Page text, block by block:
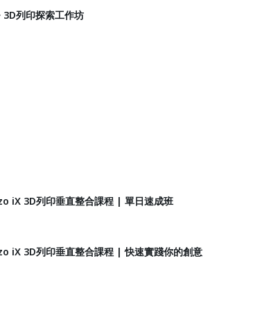
3D列印探索工作坊
iX 3D列印垂直整合課程 | 單日速成班
iX 3D列印垂直整合課程 | 快速實踐你的創意